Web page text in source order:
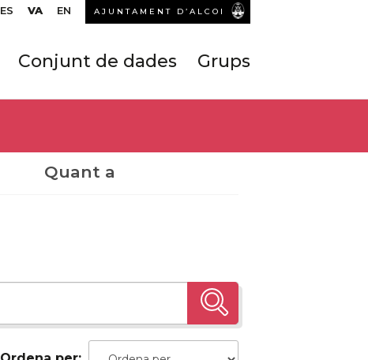
ES VA EN AJUNTAMENT D’ALCOI
Conjunt de dades Grups
Quant a